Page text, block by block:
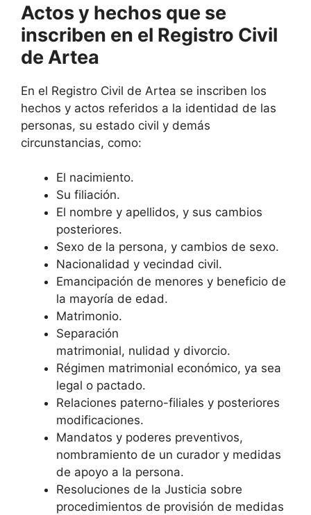
Actos y hechos que se
inscriben en el Registro Civil
de Artea
En el Registro Civil de Artea se inscriben los
hechos y actos referidos a la identidad de las
personas, su estado civil y demás
circunstancias, como:
El nacimiento.
Su filiación.
El nombre y apellidos, y sus cambios
posteriores.
Sexo de la persona, y cambios de sexo.
Nacionalidad y vecindad civil.
Emancipación de menores y beneficio de
la mayoría de edad.
Matrimonio.
Separación
matrimonial, nulidad y divorcio.
Régimen matrimonial económico, ya sea
legal o pactado.
Relaciones paterno-filiales y posteriores
modificaciones.
Mandatos y poderes preventivos,
nombramiento de un curador y medidas
de apoyo a la persona.
Resoluciones de la Justicia sobre
procedimientos de provisión de medidas